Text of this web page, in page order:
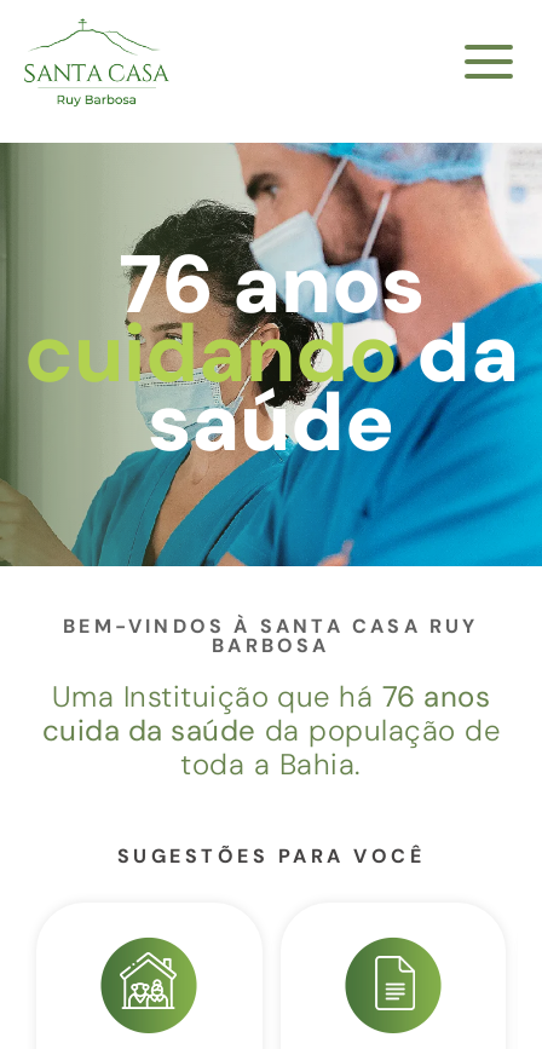
76 anos
cuidandoda
saúde
BEM-VINDOS À SANTA CASA RUY
BARBOSA
Uma Instituição que há 76 anos
cuida da saúde da população de
toda a Bahia.
SUGESTÕES PARA VOCÊ